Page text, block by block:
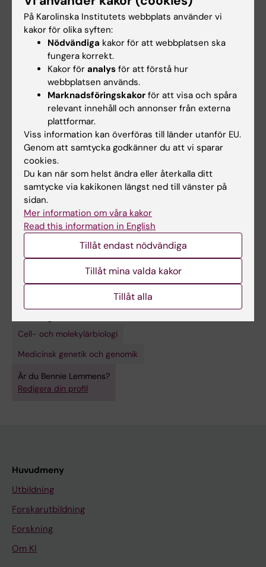
Cancerfonden
2016-2017: KI Forskningsbidrag på juniora
forskare
2014-2016: 2-årig Postdoktjänst från Wenner-
Gren stiftelserna
Forskningsbeskrivning
Min forskargrupp fokuserar på att förstå hur
mänskliga celler kopierar
sitt DNA och upprätthåller genomets
stabilitet. Vi använder avancerad
genetik och avbildningstekniker för att
kontrollera och visualisera
DNA-replikation i tid och rum.
Länkar:
Genome Biology Division
Cell- och molekylärbiologi
Medicinsk genetik och genomik
Är du Bennie Lemmens?
Redigera din profil
Huvudmeny
Utbildning
Forskarutbildning
Forskning
Om KI
På Karolinska Institutets webbplats använder vi
kakor för olika syften:
Nödvändiga kakor för att webbplatsen ska
fungera korrekt.
Kakor för analys för att förstå hur
webbplatsen används.
Marknadsföringskakor för att visa och spåra
relevant innehåll och annonser från externa
plattformar.
Viss information kan överföras till länder utanför EU.
Genom att samtycka godkänner du att vi sparar
cookies.
Du kan när som helst ändra eller återkalla ditt
samtycke via kakikonen längst ned till vänster på
sidan.
Mer information om våra kakor
Read this information in English
Tillåt endast nödvändiga
Tillåt mina valda kakor
Tillåt alla